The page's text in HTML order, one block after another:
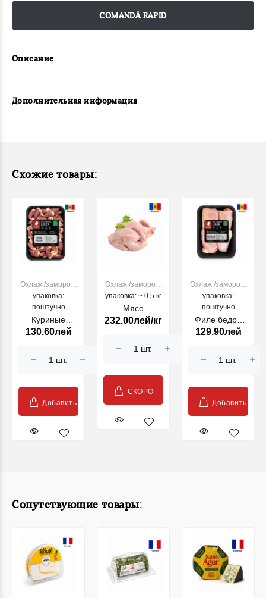
COMANDĂ RAPID
Описание
Дополнительная информация
Схожие товары:
Охлаж./заморож.
мясо КУРИЦЫ
упаковка:
поштучно
Куриные
сердeчки 500г
130.60лей
Добавить
Охлаж./заморож.
мясо КУРИЦЫ
упаковка: ~ 0.5 кг
Мясо
перепёлки
232.00лей/кг
СКОРО
Охлаж./заморож.
мясо КУРИЦЫ
упаковка:
поштучно
Филе бедра
без кости и
129.90лей
Добавить
Сопутствующие товары: